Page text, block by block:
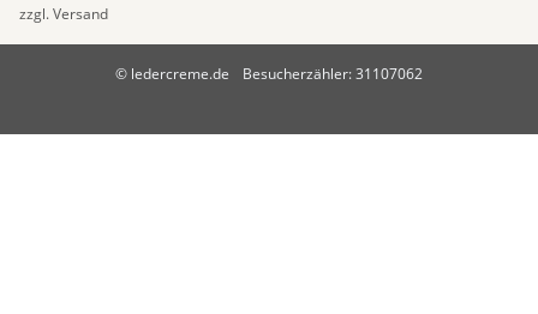
zzgl.Versand
© ledercreme.de Besucherzähler: 31107062